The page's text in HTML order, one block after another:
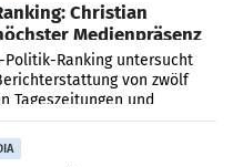
Christian
Medienpräsenz
Politik-Ranking untersucht
von zwölf
Tageszeitungen und
Politikerinnen und
die